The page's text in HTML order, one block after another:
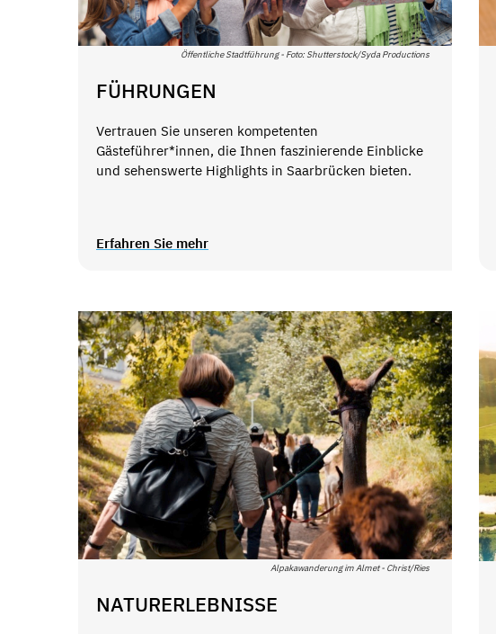
Öffentliche Stadtführung - Foto: Shutterstock/Syda Productions
FÜHRUNGEN
Vertrauen Sie unseren kompetenten
Gästeführer*innen, die Ihnen faszinierende Einblicke
und sehenswerte Highlights in Saarbrücken bieten.
Erfahren Sie mehr
Alpakawanderung im Almet - Christ/Ries
NATURERLEBNISSE